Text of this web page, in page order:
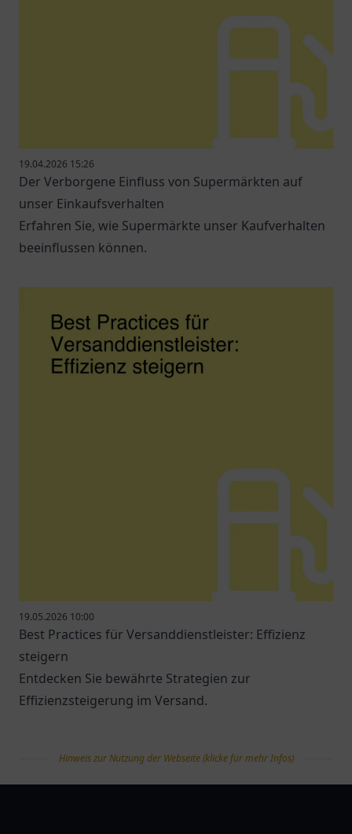
19.04.2026 15:26
Der Verborgene Einfluss von Supermärkten auf
unser Einkaufsverhalten
Erfahren Sie, wie Supermärkte unser Kaufverhalten
beeinflussen können.
19.05.2026 10:00
Best Practices für Versanddienstleister: Effizienz
steigern
Entdecken Sie bewährte Strategien zur
Effizienzsteigerung im Versand.
Hinweis zur Nutzung der Webseite (klicke für mehr Infos)